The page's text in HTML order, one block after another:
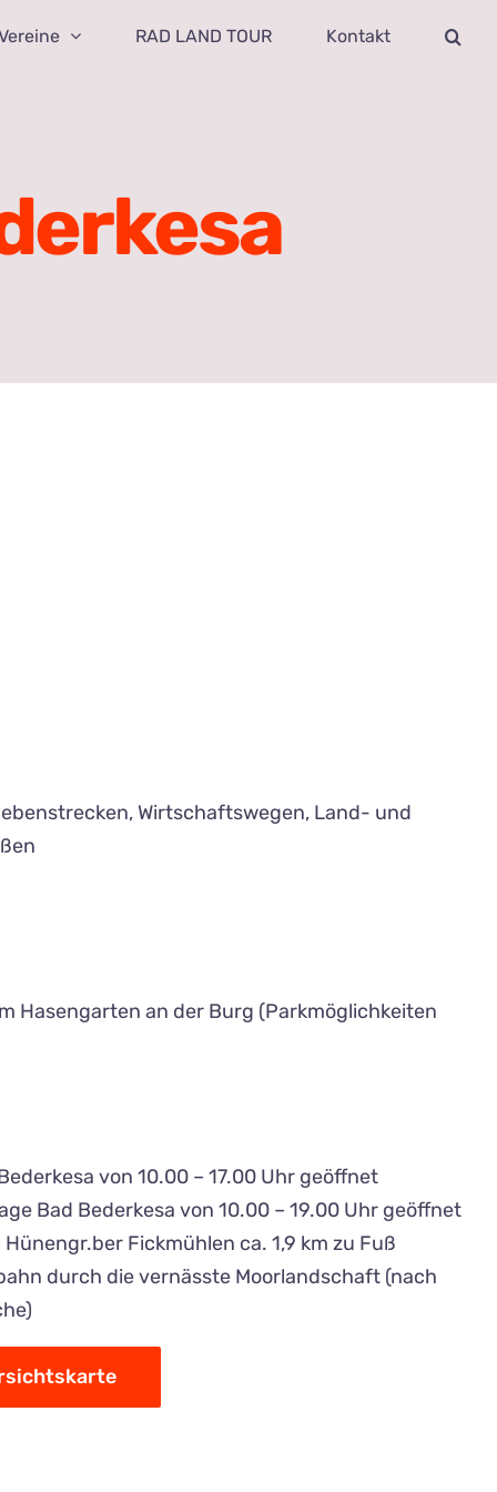
RAD LAND TOUR Kontakt
Wirtschaftswegen, Land- und
Hasengarten an der Burg (Parkmöglichkeiten
von 10.00 – 17.00 Uhr geöffnet
Bad Bederkesa von 10.00 – 19.00 Uhr geöffnet
Fickmühlen ca. 1,9 km zu Fuß
durch die vernässte Moorlandschaft (nach